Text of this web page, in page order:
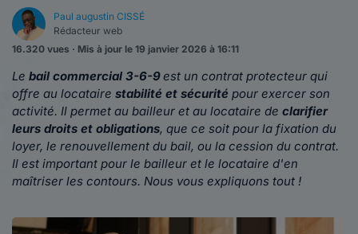
Paul augustin CISSÉ
Rédacteur web
16.320 vues · Mis à jour le 19 janvier 2026 à 16:11
Le bail commercial 3-6-9est un contrat protecteur qui
offre au locataire stabilité et sécurité pour exercer son
activité. Il permet au bailleur et au locataire de clarifier
leurs droits et obligations, que ce soit pour la fixation du
loyer, le renouvellement du bail, ou la cession du contrat.
Il est important pour le bailleur et le locataire d'en
maîtriser les contours. Nous vous expliquons tout !